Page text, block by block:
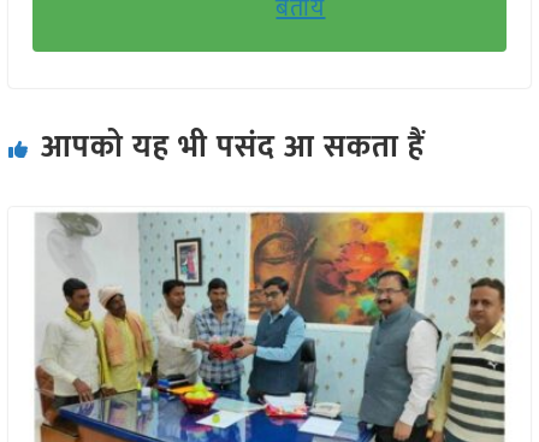
बतायें
आपको यह भी पसंद आ सकता हैं